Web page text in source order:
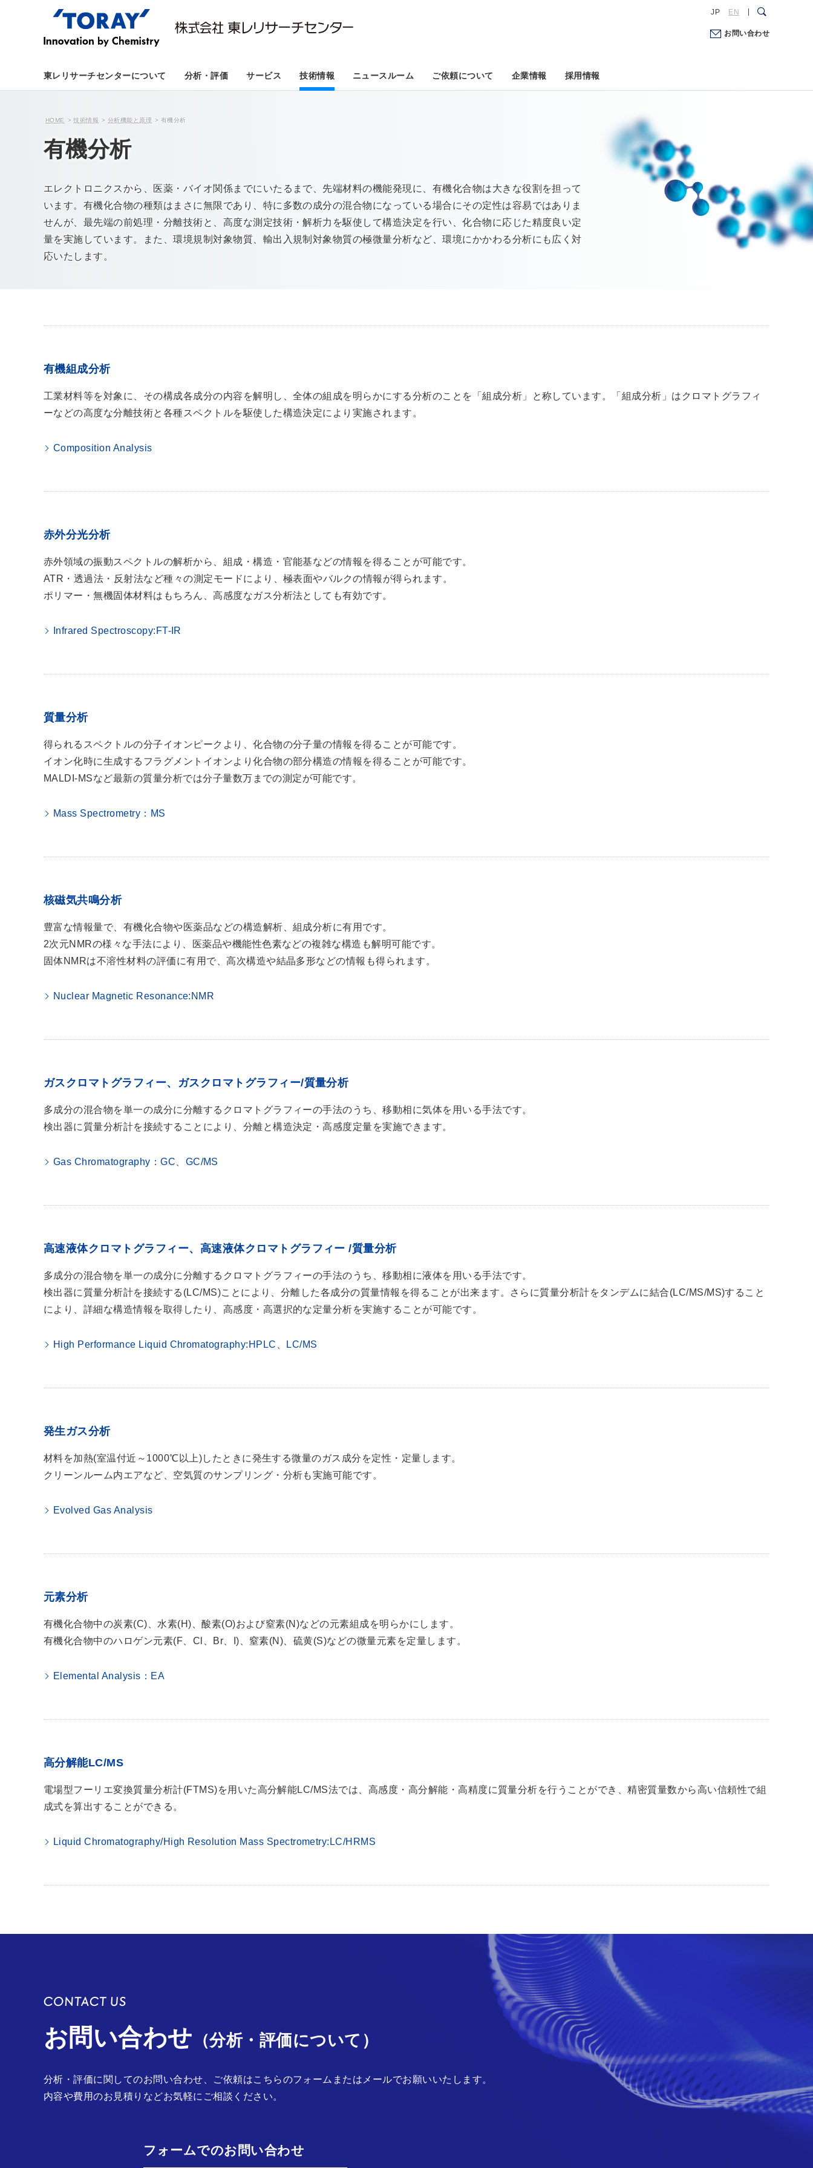
JP EN
お問い合わせ
東レリサーチセンターについて 分析・評価 サービス 技術情報 ニュースルーム ご依頼について 企業情報 採用情報
HOME 技術情報 分析機能と原理 有機分析
有機分析
エレクトロニクスから、医薬・バイオ関係までにいたるまで、先端材料の機能発現に、有機化合物は大きな役割を担って
います。有機化合物の種類はまさに無限であり、特に多数の成分の混合物になっている場合にその定性は容易ではありま
せんが、最先端の前処理・分離技術と、高度な測定技術・解析力を駆使して構造決定を行い、化合物に応じた精度良い定
量を実施しています。また、環境規制対象物質、輸出入規制対象物質の極微量分析など、環境にかかわる分析にも広く対
応いたします。
有機組成分析
工業材料等を対象に、その構成各成分の内容を解明し、全体の組成を明らかにする分析のことを「組成分析」と称しています。「組成分析」はクロマトグラフィ
ーなどの高度な分離技術と各種スペクトルを駆使した構造決定により実施されます。
Composition Analysis
赤外分光分析
赤外領域の振動スペクトルの解析から、組成・構造・官能基などの情報を得ることが可能です。
ATR・透過法・反射法など種々の測定モードにより、極表面やバルクの情報が得られます。
ポリマー・無機固体材料はもちろん、高感度なガス分析法としても有効です。
Infrared Spectroscopy:FT-IR
質量分析
得られるスペクトルの分子イオンピークより、化合物の分子量の情報を得ることが可能です。
イオン化時に生成するフラグメントイオンより化合物の部分構造の情報を得ることが可能です。
MALDI-MSなど最新の質量分析では分子量数万までの測定が可能です。
Mass Spectrometry：MS
核磁気共鳴分析
豊富な情報量で、有機化合物や医薬品などの構造解析、組成分析に有用です。
2次元NMRの様々な手法により、医薬品や機能性色素などの複雑な構造も解明可能です。
固体NMRは不溶性材料の評価に有用で、高次構造や結晶多形などの情報も得られます。
Nuclear Magnetic Resonance:NMR
ガスクロマトグラフィー、ガスクロマトグラフィー/質量分析
多成分の混合物を単一の成分に分離するクロマトグラフィーの手法のうち、移動相に気体を用いる手法です。
検出器に質量分析計を接続することにより、分離と構造決定・高感度定量を実施できます。
Gas Chromatography：GC、GC/MS
高速液体クロマトグラフィー、高速液体クロマトグラフィー /質量分析
多成分の混合物を単一の成分に分離するクロマトグラフィーの手法のうち、移動相に液体を用いる手法です。
検出器に質量分析計を接続する(LC/MS)ことにより、分離した各成分の質量情報を得ることが出来ます。さらに質量分析計をタンデムに結合(LC/MS/MS)すること
により、詳細な構造情報を取得したり、高感度・高選択的な定量分析を実施することが可能です。
High Performance Liquid Chromatography:HPLC、LC/MS
発生ガス分析
材料を加熱(室温付近～1000℃以上)したときに発生する微量のガス成分を定性・定量します。
クリーンルーム内エアなど、空気質のサンプリング・分析も実施可能です。
Evolved Gas Analysis
元素分析
有機化合物中の炭素(C)、水素(H)、酸素(O)および窒素(N)などの元素組成を明らかにします。
有機化合物中のハロゲン元素(F、Cl、Br、I)、窒素(N)、硫黄(S)などの微量元素を定量します。
Elemental Analysis：EA
高分解能LC/MS
電場型フーリエ変換質量分析計(FTMS)を用いた高分解能LC/MS法では、高感度・高分解能・高精度に質量分析を行うことができ、精密質量数から高い信頼性で組
成式を算出することができる。
Liquid Chromatography/High Resolution Mass Spectrometry:LC/HRMS
お問い合わせ （分析・評価について）
分析・評価に関してのお問い合わせ、ご依頼はこちらのフォームまたはメールでお願いいたします。
内容や費用のお見積りなどお気軽にご相談ください。
フォームでのお問い合わせ